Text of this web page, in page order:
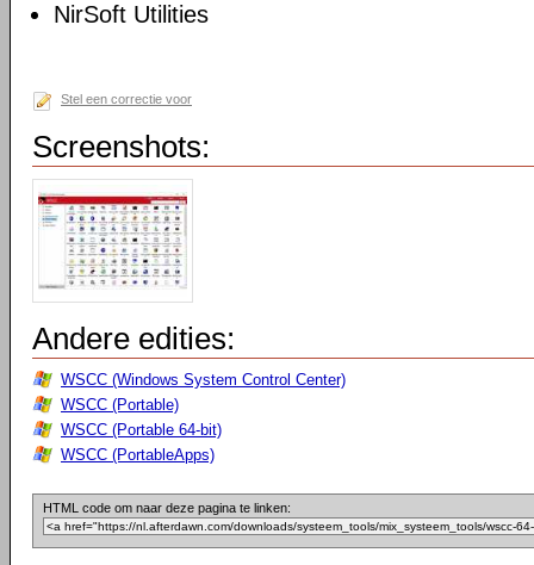
NirSoft Utilities
Stel een correctie voor
Screenshots:
Andere edities:
WSCC (Windows System Control Center)
WSCC (Portable)
WSCC (Portable 64-bit)
WSCC (PortableApps)
HTML code om naar deze pagina te linken: